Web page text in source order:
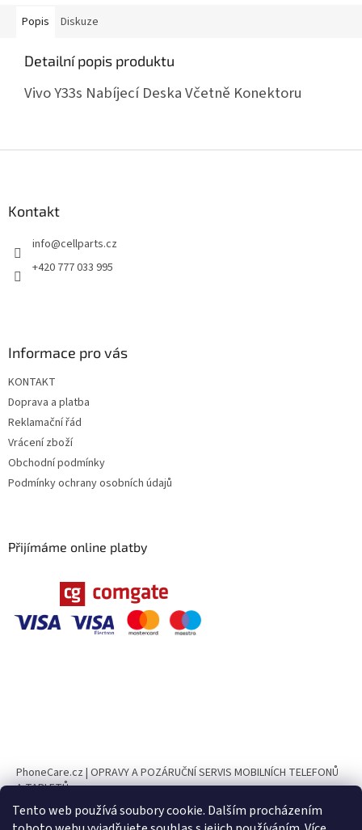
Tento web používá soubory cookie. Dalším procházením
Popis Diskuze
Detailní popis produktu
Vivo Y33s Nabíjecí Deska Včetně Konektoru
Kontakt
info@cellparts.cz
+420 777 033 995
Informace pro vás
KONTAKT
Doprava a platba
Reklamační řád
Vrácení zboží
Obchodní podmínky
Podmínky ochrany osobních údajů
Přijímáme online platby
PhoneCare.cz | OPRAVY A POZÁRUČNÍ SERVIS MOBILNÍCH TELEFONŮ
A TABLETŮ
PhoneParts.cz